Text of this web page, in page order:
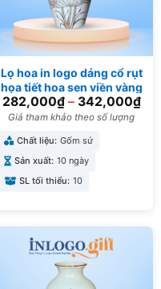
Lọ hoa in logo dáng cổ rụt
họa tiết hoa sen viền vàng
kim 27cm LH-14
282,000₫– 342,000₫
Giá tham khảo theo số lượng
Chất liệu: Gốm sứ
Sản xuất: 10 ngày
SL tối thiểu: 10